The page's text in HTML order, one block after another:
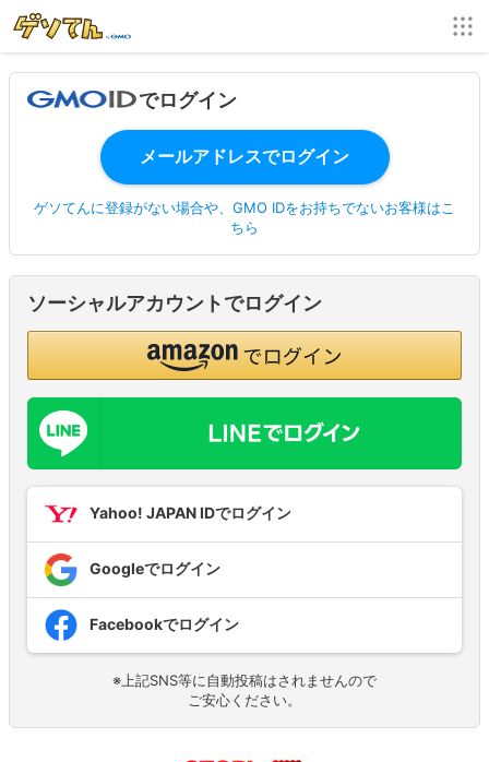
でログイン
ゲソてんに登録がない場合や、GMO IDをお持ちでないお客様はこ
ちら
ソーシャルアカウントでログイン
Yahoo! JAPAN IDでログイン
Googleでログイン
Facebookでログイン
※上記SNS等に自動投稿はされませんので
ご安心ください。